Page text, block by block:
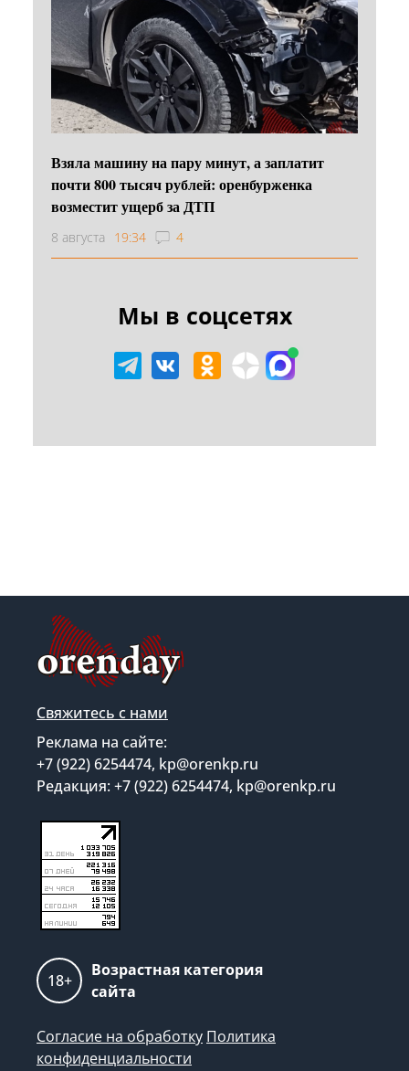
Взяла машину на пару минут, а заплатит
почти 800 тысяч рублей: оренбурженка
возместит ущерб за ДТП
8 августа 19:34 4
Мы в соцсетях
Свяжитесь с нами
Реклама на сайте:
+7 (922) 6254474, kp@orenkp.ru
Редакция: +7 (922) 6254474, kp@orenkp.ru
18+
Возрастная категория
сайта
Согласие на обработку Политика
конфиденциальности